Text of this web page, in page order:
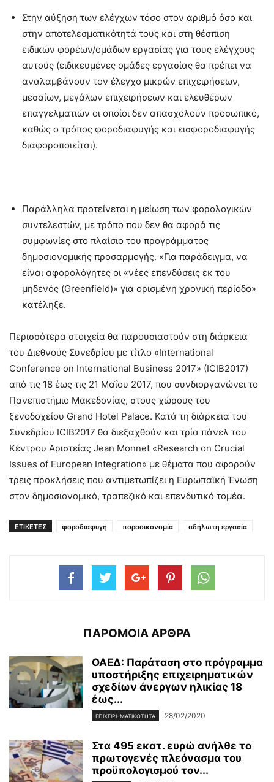
Στην αύξηση των ελέγχων τόσο στον αριθμό όσο και
στην αποτελεσματικότητά τους και στη θέσπιση
ειδικών φορέων/ομάδων εργασίας για τους ελέγχους
αυτούς (ειδικευμένες ομάδες εργασίας θα πρέπει να
αναλαμβάνουν τον έλεγχο μικρών επιχειρήσεων,
μεσαίων, μεγάλων επιχειρήσεων και ελευθέρων
επαγγελματιών οι οποίοι δεν απασχολούν προσωπικό,
καθώς ο τρόπος φοροδιαφυγής και εισφοροδιαφυγής
διαφοροποιείται).
Παράλληλα προτείνεται η μείωση των φορολογικών
συντελεστών, με τρόπο που δεν θα αφορά τις
συμφωνίες στο πλαίσιο του προγράμματος
δημοσιονομικής προσαρμογής. «Για παράδειγμα, να
είναι αφορολόγητες οι «νέες επενδύσεις εκ του
μηδενός (Greenfield)» για ορισμένη χρονική περίοδο»
κατέληξε.
Περισσότερα στοιχεία θα παρουσιαστούν στη διάρκεια
του Διεθνούς Συνεδρίου με τίτλο «International
Conference on International Business 2017» (ICIB2017)
από τις 18 έως τις 21 Μαΐου 2017, που συνδιοργανώνει το
Πανεπιστήμιο Μακεδονίας, στους χώρους του
ξενοδοχείου Grand Hotel Palace. Κατά τη διάρκεια του
Συνεδρίου ICIB2017 θα διεξαχθούν και τρία πάνελ του
Κέντρου Αριστείας Jean Monnet «Research on Crucial
Issues of European Integration» με θέματα που αφορούν
τρεις προκλήσεις που αντιμετωπίζει η Ευρωπαϊκή Ένωση
στον δημοσιονομικό, τραπεζικό και επενδυτικό τομέα.
ΕΤΙΚΕΤΕΣ φοροδιαφυγή παραοικονομία αδήλωτη εργασία
ΠΑΡΟΜΟΙΑ ΑΡΘΡΑ
ΟΑΕΔ: Παράταση στο πρόγραμμα
υποστήριξης επιχειρηματικών
σχεδίων άνεργων ηλικίας 18
έως...
ΕΠΙΧΕΙΡΗΜΑΤΙΚΌΤΗΤΑ 28/02/2020
Στα 495 εκατ. ευρώ ανήλθε το
πρωτογενές πλεόνασμα του
προϋπολογισμού τον...